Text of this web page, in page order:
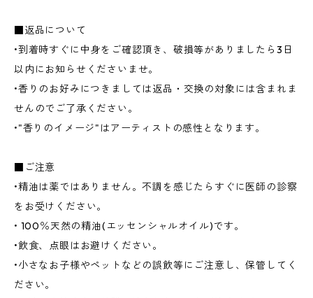
■返品について
•到着時すぐに中身をご確認頂き、破損等がありましたら3日
以内にお知らせくださいませ。
•香りのお好みにつきましては返品・交換の対象には含まれま
せんのでご了承ください。
•"香りのイメージ"はアーティストの感性となります。
■ご注意
•精油は薬ではありません。不調を感じたらすぐに医師の診察
をお受けください。
• 100％天然の精油(エッセンシャルオイル)です。
•飲食、点眼はお避けください。
•小さなお子様やペットなどの誤飲等にご注意し、保管してく
ださい。